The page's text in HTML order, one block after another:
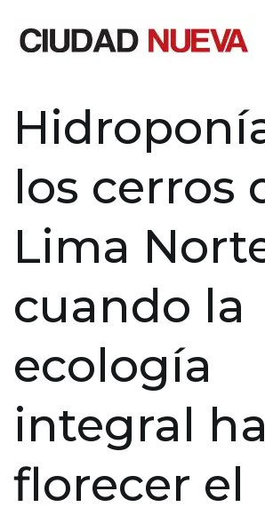
los cerros
Lima
cuando la
ecología
integral
florecer el